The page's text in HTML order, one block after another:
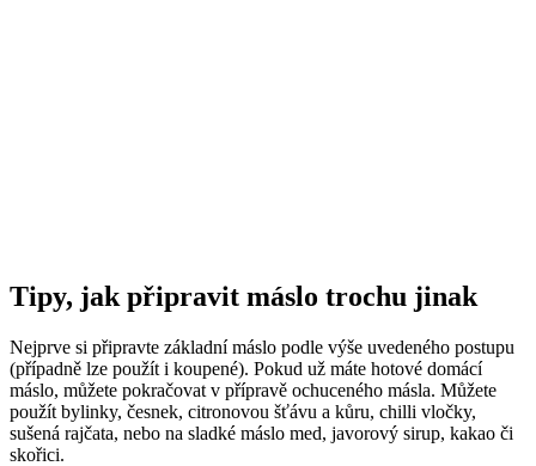
Tipy, jak připravit máslo trochu jinak
Nejprve si připravte základní máslo podle výše uvedeného postupu
(případně lze použít i koupené). Pokud už máte hotové domácí
máslo, můžete pokračovat v přípravě ochuceného másla. Můžete
použít bylinky, česnek, citronovou šťávu a kůru, chilli vločky,
sušená rajčata, nebo na sladké máslo med, javorový sirup, kakao či
skořici.